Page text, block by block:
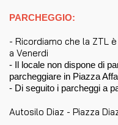
PARCHEGGIO:
- Ricordiamo che la ZTL
a Venerdi
- Il locale non dispone di
parcheggiare in Piazza
- Di seguito i parcheggi a
Autosilo Diaz - Piazza